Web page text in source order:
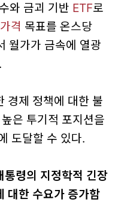
와 금괴 기반 ETF로
격 목표를 온스당
월가가 금속에 열광
경제 정책에 대한 불
은 투기적 포지션을
도달할 수 있다.
령의 지정학적 긴장
대한 수요가 증가함